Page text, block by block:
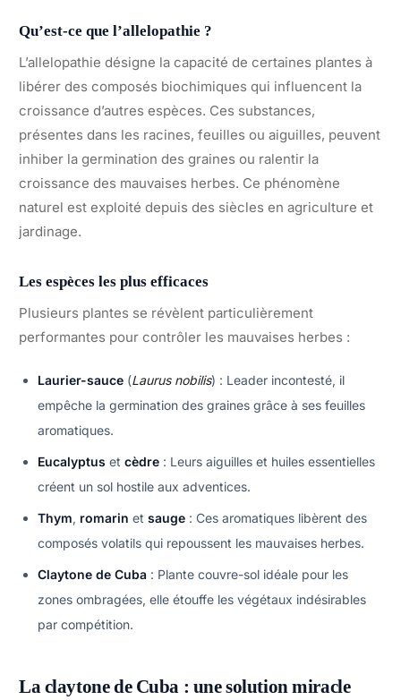
Qu’est-ce que l’allelopathie ?
L’allelopathie désigne la capacité de certaines plantes à
libérer des composés biochimiques qui influencent la
croissance d’autres espèces. Ces substances,
présentes dans les racines, feuilles ou aiguilles, peuvent
inhiber la germination des graines ou ralentir la
croissance des mauvaises herbes. Ce phénomène
naturel est exploité depuis des siècles en agriculture et
jardinage.
Les espèces les plus efficaces
Plusieurs plantes se révèlent particulièrement
performantes pour contrôler les mauvaises herbes :
Laurier-sauce (Laurus nobilis) : Leader incontesté, il
empêche la germination des graines grâce à ses feuilles
aromatiques.
Eucalyptus et cèdre : Leurs aiguilles et huiles essentielles
créent un sol hostile aux adventices.
Thym, romarin et sauge : Ces aromatiques libèrent des
composés volatils qui repoussent les mauvaises herbes.
Claytone de Cuba : Plante couvre-sol idéale pour les
zones ombragées, elle étouffe les végétaux indésirables
par compétition.
La claytone de Cuba : une solution miracle